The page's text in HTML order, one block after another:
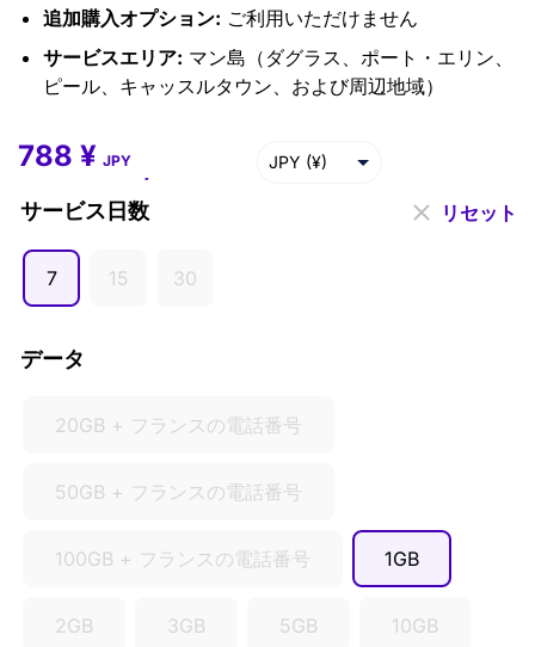
追加購入オプション: ご利用いただけません
サービスエリア: マン島（ダグラス、ポート・エリン、
ピール、キャッスルタウン、および周辺地域）
788 ¥ –8,656 JPY (¥)
SGD ($)
サービス日数
7 15 30
データ
20GB + フランスの電話番号
50GB + フランスの電話番号
100GB + フランスの電話番号 1GB
2GB 3GB 5GB 10GB
リセット
788 ¥ JPY